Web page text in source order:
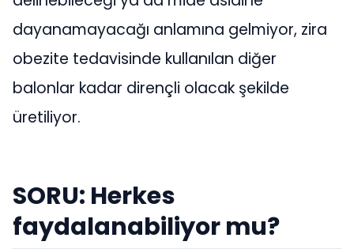
dayanamayacağı anlamına gelmiyor, zira
obezite tedavisinde kullanılan diğer
balonlar kadar dirençli olacak şekilde
üretiliyor.
SORU: Herkes
faydalanabiliyor mu?